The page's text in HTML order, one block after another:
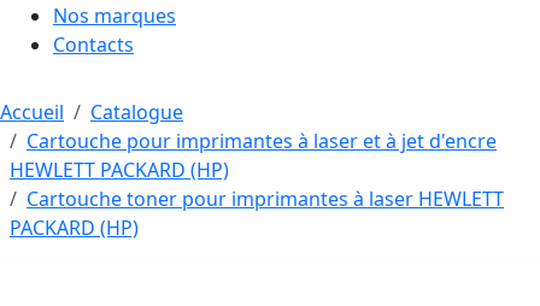
Nos marques
Contacts
Accueil
Catalogue
Cartouche pour imprimantes à laser et à jet d'encre
HEWLETT PACKARD (HP)
Cartouche toner pour imprimantes à laser HEWLETT
PACKARD (HP)